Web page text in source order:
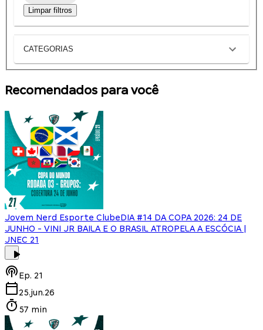
Limpar filtros
CATEGORIAS
Recomendados para você
Jovem Nerd Esporte ClubeDIA #14 DA COPA 2026: 24 DE
JUNHO - VINI JR BAILA E O BRASIL ATROPELA A ESCÓCIA |
JNEC 21
Ep. 21
25.jun.26
57 min